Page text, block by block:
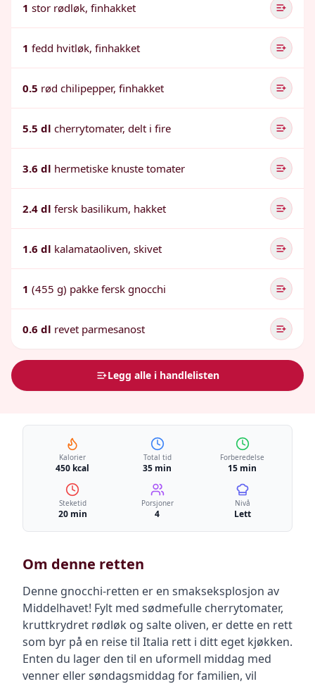
1 stor rødløk, finhakket
1 fedd hvitløk, finhakket
0.5 rød chilipepper, finhakket
5.5 dl cherrytomater, delt i fire
3.6 dl hermetiske knuste tomater
2.4 dl fersk basilikum, hakket
1.6 dl kalamataoliven, skivet
1 (455 g) pakke fersk gnocchi
0.6 dl revet parmesanost
Legg alle i handlelisten
Kalorier
450 kcal
Total tid
35 min
Forberedelse
15 min
Steketid
20 min
Porsjoner
4
Nivå
Lett
Om denne retten
Denne gnocchi-retten er en smakseksplosjon av
Middelhavet! Fylt med sødmefulle cherrytomater,
kruttkrydret rødløk og salte oliven, er dette en rett
som byr på en reise til Italia rett i ditt eget kjøkken.
Enten du lager den til en uformell middag med
venner eller søndagsmiddag for familien, vil